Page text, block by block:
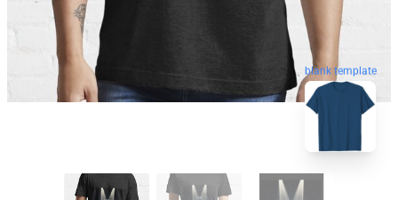
blank template